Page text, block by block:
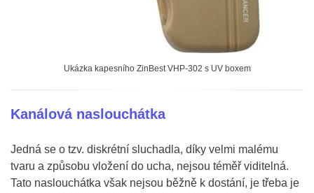
Ukázka kapesního ZinBest VHP-302 s UV boxem
Kanálová naslouchátka
Jedná se o tzv. diskrétní sluchadla, díky velmi malému
tvaru a způsobu vložení do ucha, nejsou téměř viditelná.
Tato naslouchátka však nejsou běžně k dostání, je třeba je